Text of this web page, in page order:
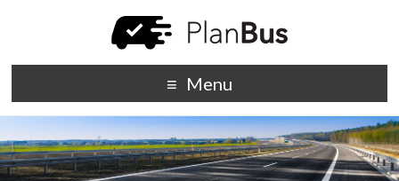
Menu